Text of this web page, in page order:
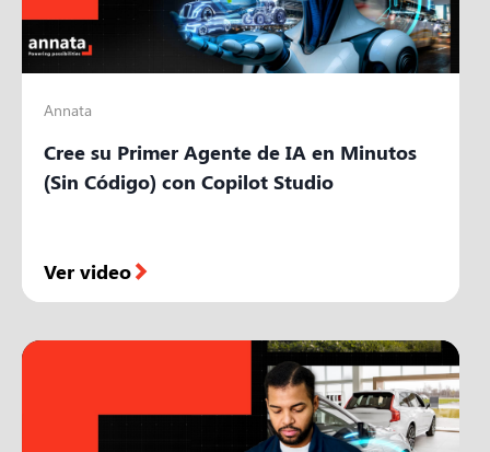
Annata
Cree su Primer Agente de IA en Minutos
(Sin Código) con Copilot Studio
Ver video